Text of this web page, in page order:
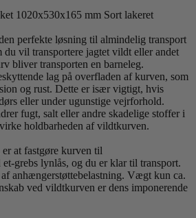
1020x530x165 mm Sort lakeret
perfekte løsning til almindelig transport
du vil transportere jagtet vildt eller andet
bliver transporten en barneleg.
lag på overfladen af ​​kurven, som
og rust. Dette er især vigtigt, hvis
eller under ugunstige vejrforhold.
fugt, salt eller andre skadelige stoffer i
holdbarheden af ​​vildtkurven.
at fastgøre kurven til
grebs lynlås, og du er klar til transport.
anhængerstøttebelastning. Vægt kun ca.
ved vildtkurven er dens imponerende